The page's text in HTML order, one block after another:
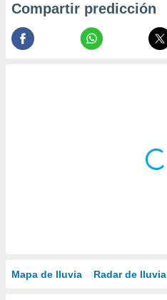
Compartir predicción
Mapa de lluvia Radar de lluvia